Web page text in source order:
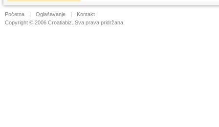
Početna | Oglašavanje |
Kontakt
Copyright © 2006 Croatiabiz. Sva prava pridržana.